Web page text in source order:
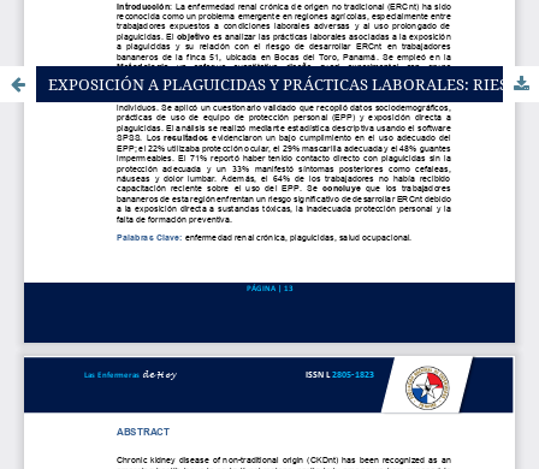
EXPOSICIÓN A PLAGUICIDAS Y PRÁCTICAS LABORALES: RIESGO DE ENFERMEDAD RENAL CRÓNICA EN BANANEROS DE BOCAS DEL TORO, PANAMÁ.